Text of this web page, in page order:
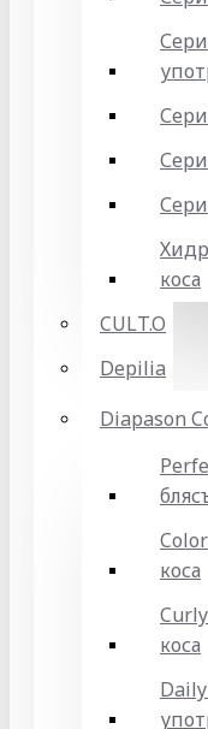
коса
CULT.O
Depilia
Diapason
коса
коса